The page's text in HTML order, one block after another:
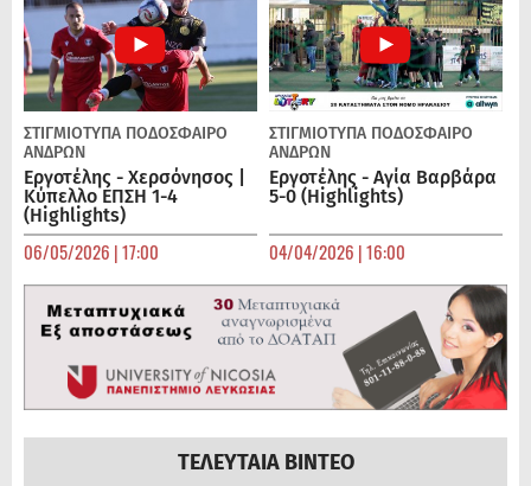
ΣΤΙΓΜΙΟΤΥΠΑ ΠΟΔΌΣΦΑΙΡΟ
ΑΝΔΡΏΝ
Εργοτέλης - Χερσόνησος |
Κύπελλο ΕΠΣΗ 1-4
(Highlights)
06/05/2026 | 17:00
ΣΤΙΓΜΙΟΤΥΠΑ ΠΟΔΌΣΦΑΙΡΟ
ΑΝΔΡΏΝ
Εργοτέλης - Αγία Βαρβάρα
5-0 (Highlights)
04/04/2026 | 16:00
ΤΕΛΕΥΤΑΙΑ ΒΙΝΤΕΟ